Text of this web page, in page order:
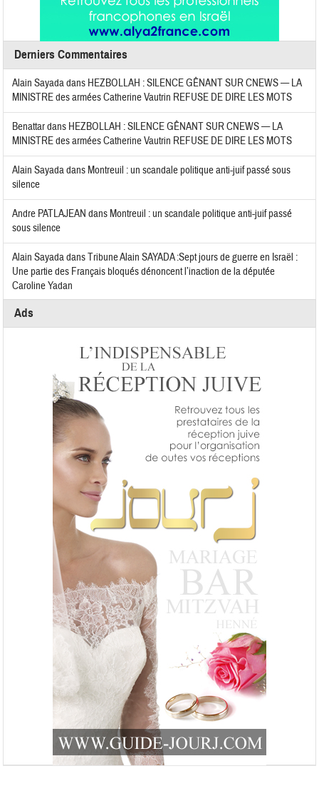
Derniers Commentaires
Alain Sayadadans HEZBOLLAH : SILENCE GÊNANT SUR CNEWS — LA
MINISTRE des armées Catherine Vautrin REFUSE DE DIRE LES MOTS
Benattardans HEZBOLLAH : SILENCE GÊNANT SUR CNEWS — LA
MINISTRE des armées Catherine Vautrin REFUSE DE DIRE LES MOTS
Alain Sayadadans Montreuil : un scandale politique anti-juif passé sous
silence
Andre PATLAJEAN dans Montreuil : un scandale politique anti-juif passé
sous silence
Alain SayadadansTribune Alain SAYADA :Sept jours de guerre en Israël :
Une partie des Français bloqués dénoncent l’inaction de la députée
Caroline Yadan
Ads